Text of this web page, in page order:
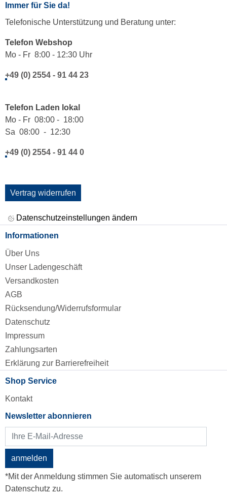
Immer für Sie da!
Telefonische Unterstützung und Beratung unter:
Telefon Webshop
Mo - Fr 8:00 - 12:30 Uhr
+49 (0) 2554 - 91 44 23
Telefon Laden lokal
Mo - Fr 08:00 - 18:00
Sa 08:00 - 12:30
+49 (0) 2554 - 91 44 0
Vertrag widerrufen
Datenschutzeinstellungen ändern
Informationen
Über Uns
Unser Ladengeschäft
Versandkosten
AGB
Rücksendung/Widerrufsformular
Datenschutz
Impressum
Zahlungsarten
Erklärung zur Barrierefreiheit
Shop Service
Kontakt
Newsletter abonnieren
anmelden
*Mit der Anmeldung stimmen Sie automatisch unserem
Datenschutz zu.